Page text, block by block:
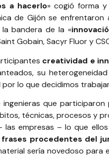
a hacerlo» cogió forma
de Gijón se enfrentaron
la bandera de la «
Gobain,Sacyr Fluory
creatividad e
su
por lo que decidimos
que
técnicas, procesos y
empresas – lo que
procedentes del
sería novedoso para